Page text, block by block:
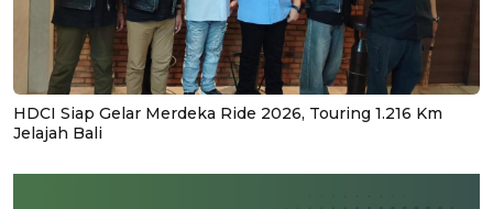
HDCI Siap Gelar Merdeka Ride 2026, Touring 1.216 Km
Jelajah Bali